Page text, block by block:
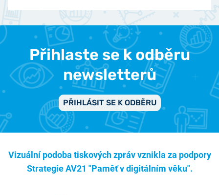
Přihlaste se k odběru
newsletterů
PŘIHLÁSIT SE K ODBĚRU
Vizuální podoba tiskových zpráv vznikla za podpory
Strategie AV21 "Paměť v digitálním věku".